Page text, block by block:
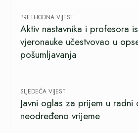
PRETHODNA VIJEST
Aktiv nastavnika i profesora
vjeronauke učestvovao u
pošumljavanja
SLJEDEĆA VIJEST
Javni oglas za prijem u radni
neodređeno vrijeme